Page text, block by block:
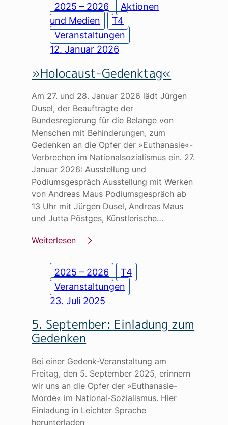
2025 – 2026
Aktionen
und Medien
T4
Veranstaltungen
12. Januar 2026
»Holocaust-Gedenktag«
Am 27. und 28. Januar 2026 lädt Jürgen
Dusel, der Beauftragte der
Bundesregierung für die Belange von
Menschen mit Behinderungen, zum
Gedenken an die Opfer der »Euthanasie«-
Verbrechen im Nationalsozialismus ein. 27.
Januar 2026: Ausstellung und
Podiumsgespräch Ausstellung mit Werken
von Andreas Maus Podiumsgespräch ab
13 Uhr mit Jürgen Dusel, Andreas Maus
und Jutta Pöstges, Künstlerische…
Weiterlesen
2025 – 2026
T4
Veranstaltungen
23. Juli 2025
5. September: Einladung zum
Gedenken
Bei einer Gedenk-Veranstaltung am
Freitag, den 5. September 2025, erinnern
wir uns an die Opfer der »Euthanasie-
Morde« im National-Sozialismus. Hier
Einladung in Leichter Sprache
herunterladen